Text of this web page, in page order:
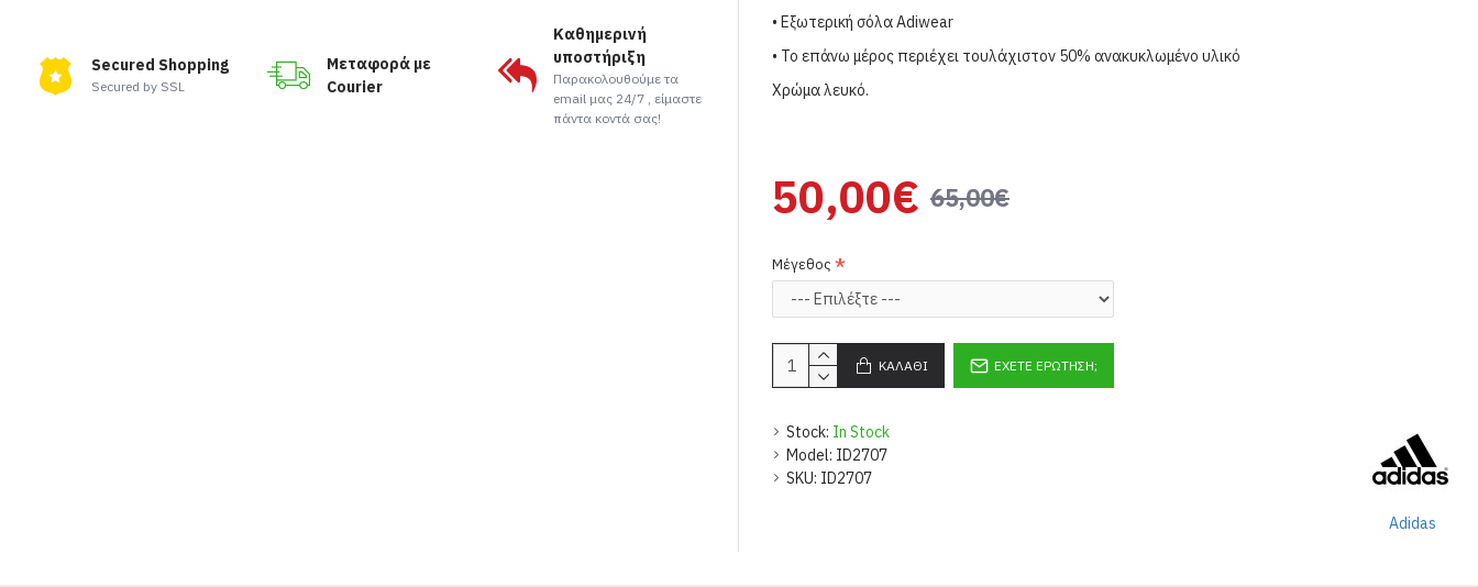
Secured Shopping
Secured by SSL
Μεταφορά με
Courier
Καθημερινή
υποστήριξη
Παρακολουθούμε τα
email μας 24/7 , είμαστε
πάντα κοντά σας!
• Εξωτερική σόλα Adiwear
• Το επάνω μέρος περιέχει τουλάχιστον 50% ανακυκλωμένο υλικό
Χρώμα λευκό.
Stock: In Stock
Model: ID2707
SKU: ID2707
Adidas
65,00€
50,00€
Μέγεθος
ΚΑΛΆΘΙ ΈΧΕΤΕ ΕΡΏΤΗΣΗ;